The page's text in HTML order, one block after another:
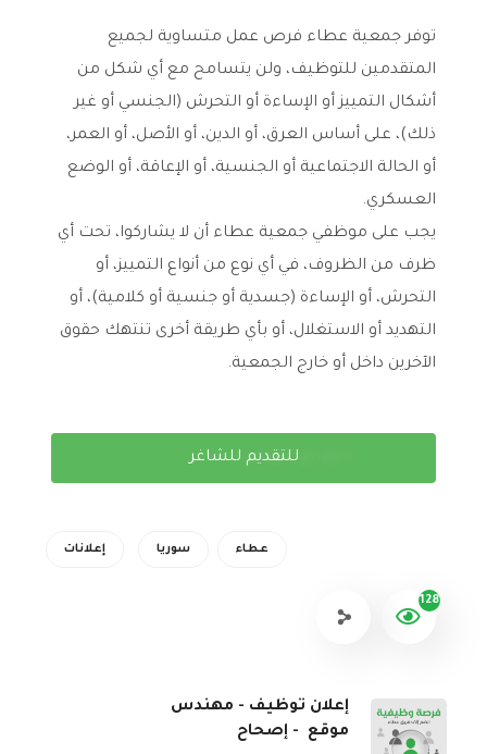
توفر جمعية عطاء فرص عمل متساوية لجميع
المتقدمين للتوظيف، ولن يتسامح مع أي شكل من
أشكال التمييز أو الإساءة أو التحرش (الجنسي أو غير
ذلك)، على أساس العرق، أو الدين، أو الأصل، أو العمر،
أو الحالة الاجتماعية أو الجنسية، أو الإعاقة، أو الوضع
العسكري.
يجب على موظفي جمعية عطاء أن لا يشاركوا، تحت أي
ظرف من الظروف، في أي نوع من أنواع التمييز، أو
التحرش، أو الإساءة (جسدية أو جنسية أو كلامية)، أو
التهديد أو الاستغلال، أو بأي طريقة أخرى تنتهك حقوق
الآخرين داخل أو خارج الجمعية.
للتقديم للشاغر
إعلانات سوريا عطاء
128
إعلان توظيف - مهندس
موقع - إصحاح